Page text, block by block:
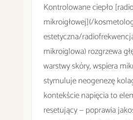
Kontrolowane ciepło
mikroigłowej](/
estetyczna/
mikroiglowa) rozgrzewa
warstwy skóry, wspiera
stymuluje neogenezę
kontekście napięcia to
resetujący — poprawia